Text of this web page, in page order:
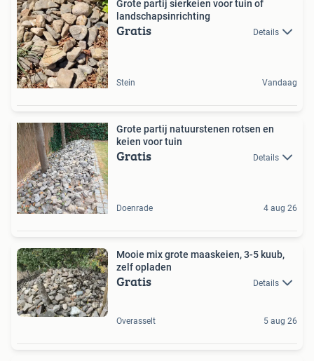
Grote partij sierkeien voor tuin of
landschapsinrichting
Gratis Details
Stein Vandaag
Grote partij natuurstenen rotsen en
keien voor tuin
Gratis Details
Doenrade 4 aug 26
Mooie mix grote maaskeien, 3-5 kuub,
zelf opladen
Gratis Details
Overasselt 5 aug 26